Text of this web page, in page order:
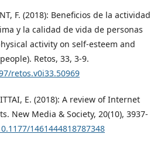
F. (2018): Beneficios de la actividad
y la calidad de vida de personas
activity on self-esteem and
Retos, 33, 3-9.
retos.v0i33.50969
E. (2018): A review of Internet
New Media & Society, 20(10), 3937-
1461444818787348